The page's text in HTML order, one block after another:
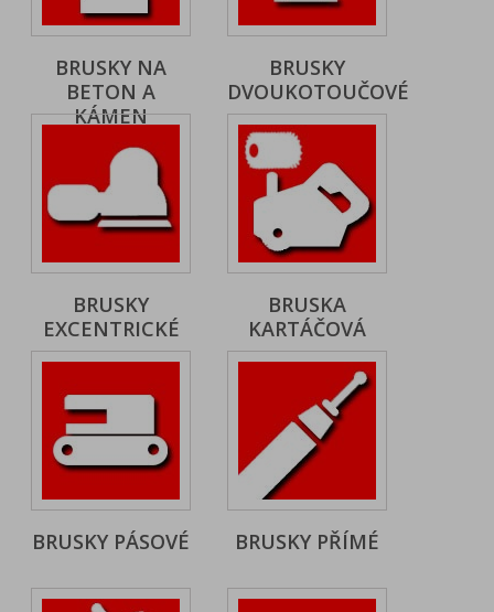
BRUSKY NA
BETON A
KÁMEN
BRUSKY
DVOUKOTOUČOVÉ
BRUSKY
EXCENTRICKÉ
BRUSKA
KARTÁČOVÁ
BRUSKY PÁSOVÉ BRUSKY PŘÍMÉ